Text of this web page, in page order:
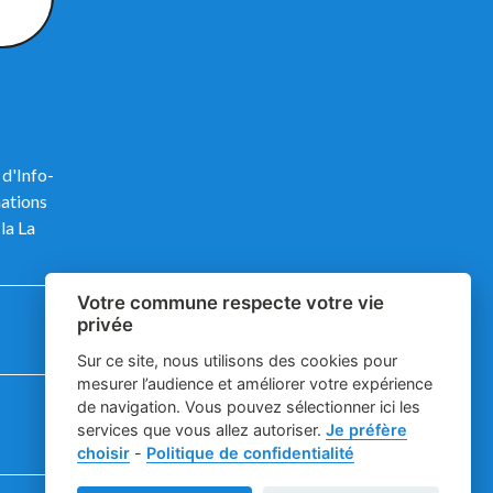
d'Info-
La
Votre commune respecte votre vie
privée
Sur ce site, nous utilisons des cookies pour
mesurer l’audience et améliorer votre expérience
de navigation. Vous pouvez sélectionner ici les
services que vous allez autoriser. Je préfère
choisir- Politique de confidentialité